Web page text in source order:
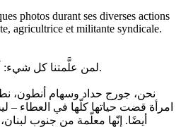
photos durant ses diverses actions
agricultrice et militante syndicale.
‎لمن علَّمتنا كل شيء: أعيدوا بناء منزلها في الجنوب.
امرأة قضت حياتها كلّها في العطاء –
أيضًا. إنّها معلّمة من جنوب